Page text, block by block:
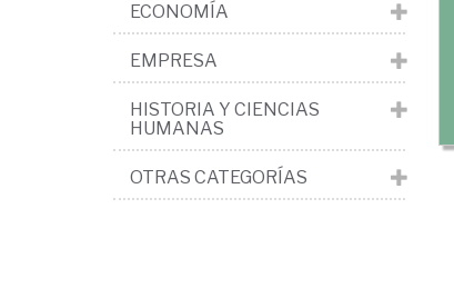
ECONOMÍA
EMPRESA
HISTORIA Y CIENCIAS
HUMANAS
OTRAS CATEGORÍAS